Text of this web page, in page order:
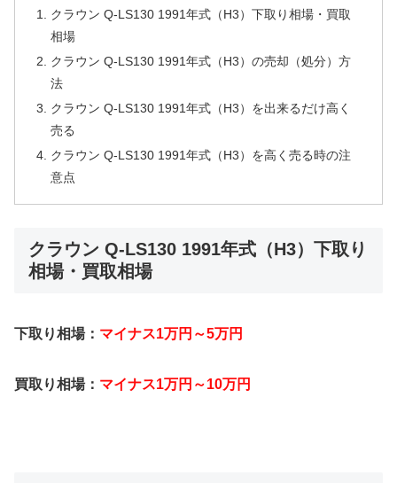
クラウン Q-LS130 1991年式（H3）下取り相場・買取
相場
クラウン Q-LS130 1991年式（H3）の売却（処分）方
法
クラウン Q-LS130 1991年式（H3）を出来るだけ高く
売る
クラウン Q-LS130 1991年式（H3）を高く売る時の注
意点
クラウン Q-LS130 1991年式（H3）下取り
相場・買取相場
下取り相場： マイナス1万円～5万円
買取り相場： マイナス1万円～10万円